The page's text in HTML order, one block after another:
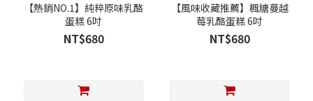
【熱銷NO.1】純粹原味乳酪
蛋糕 6吋
NT$680
【風味收藏推薦】楓糖蔓越
莓乳酪蛋糕 6吋
NT$680